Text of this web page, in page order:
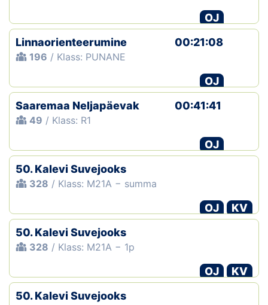
OJ
Linnaorienteerumine
196 / Klass: PUNANE
00:21:08
OJ
Saaremaa Neljapäevak
49 / Klass: R1
00:41:41
OJ
50. Kalevi Suvejooks
328 / Klass: M21A − summa
OJ
KV
50. Kalevi Suvejooks
328 / Klass: M21A − 1p
OJ
KV
50. Kalevi Suvejooks